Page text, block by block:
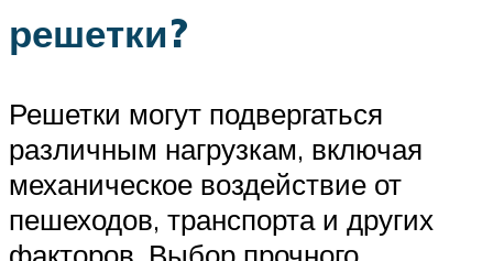
решетки?
Решетки могут подвергаться
различным нагрузкам, включая
механическое воздействие от
пешеходов, транспорта и других